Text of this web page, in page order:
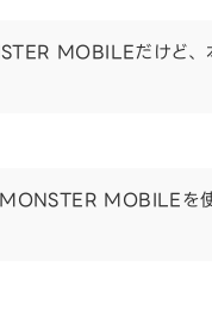
MOBILEだけど、
MOBILEを